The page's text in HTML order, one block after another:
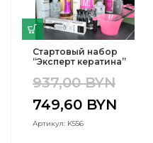
Стартовый набор
“Эксперт кератина”
937,00BYN
749,60 BYN
Артикул: K556